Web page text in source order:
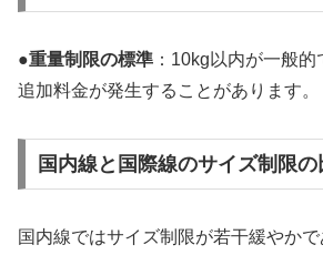
●重量制限の標準 ：10kg以内が一般
追加料金が発生することがあります。
国内線と国際線のサイズ制限の
国内線ではサイズ制限が若干緩やか